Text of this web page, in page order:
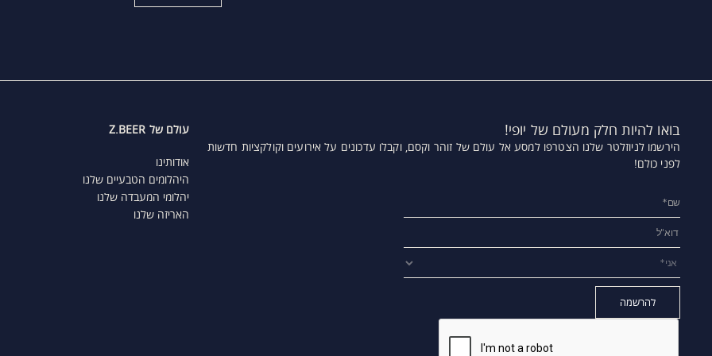
בואו להיות חלק מעולם של יופי!
הירשמו לניוזלטר שלנו הצטרפו למסע אל עולם של זוהר וקסם, וקבלו עדכונים על אירועים וקולקציות חדשות
לפני כולם!
עולם של Z.BEER
אודותינו
היהלומים הטבעיים שלנו
יהלומי המעבדה שלנו
האריזה שלנו